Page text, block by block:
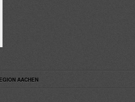
AACHEN